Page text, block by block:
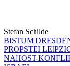
Stefan Schilde
BISTUM
PROPSTEI
NAHOST-